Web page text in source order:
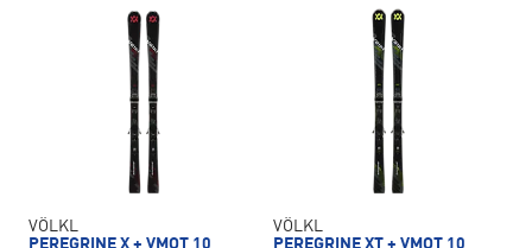
VÖLKL
PEREGRINE X + VMOT 10
VÖLKL
PEREGRINE XT + VMOT 10